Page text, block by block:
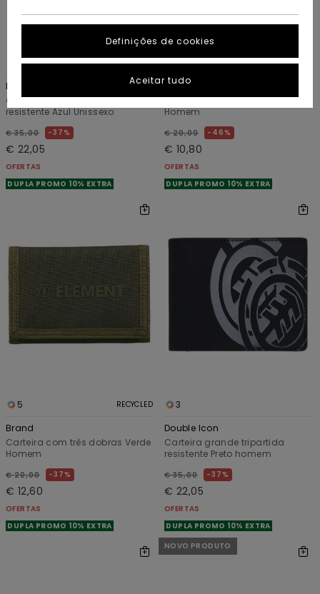
3
Icon Strap
Carteira grande bipartida
resistente Azul Unissexo
€ 35,00 37%
€ 22,05
OFERTAS
DUPLA PROMO 10% EXTRA
5 RECYCLED
Brand
Carteira com três dobras Azul
Homem
€ 20,00 46%
€ 10,80
OFERTAS
DUPLA PROMO 10% EXTRA
5 RECYCLED
Brand
Carteira com três dobras Verde
Homem
€ 20,00 37%
€ 12,60
OFERTAS
DUPLA PROMO 10% EXTRA
3
Double Icon
Carteira grande tripartida
resistente Preto homem
€ 35,00 37%
€ 22,05
OFERTAS
DUPLA PROMO 10% EXTRA
NOVO PRODUTO
Definições de cookies
Aceitar tudo